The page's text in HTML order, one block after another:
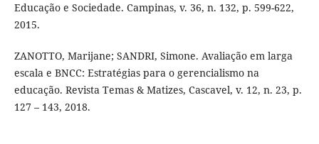
Educação e Sociedade. Campinas, v. 36, n. 132, p. 599-622,
2015.
ZANOTTO, Marijane; SANDRI, Simone. Avaliação em larga
escala e BNCC: Estratégias para o gerencialismo na
educação. Revista Temas & Matizes, Cascavel, v. 12, n. 23, p.
127 – 143, 2018.